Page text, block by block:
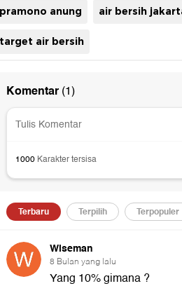
pramono anung air bersih
target air bersih